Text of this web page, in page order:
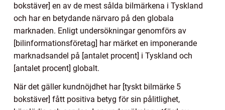
bokstäver] en av de mest sålda bilmärkena i Tyskland
och har en betydande närvaro på den globala
marknaden. Enligt undersökningar genomförs av
[bilinformationsföretag] har märket en imponerande
marknadsandel på [antalet procent] i Tyskland och
[antalet procent] globalt.
När det gäller kundnöjdhet har [tyskt bilmärke 5
bokstäver] fått positiva betyg för sin pålitlighet,